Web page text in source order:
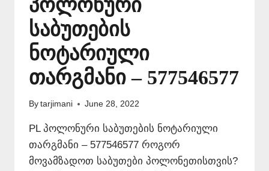
პოლონური
საბუთების
ნოტარიული
თარგმანი – 577546577
By tarjimani June 28, 2022
PL პოლონური საბუთების ნოტარიული
თარგმანი – 577546577 როგორ
მოვამზადოთ საბუთები პოლონეთისთვის?